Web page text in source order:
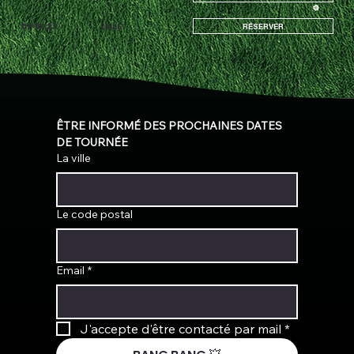
01/10/27 LILLE RÉSERVER
ÊTRE INFORMÉ DES PROCHAINES DATES
DE TOURNÉE
La ville
Le code postal
Email *
J'accepte d'être contacté par mail *